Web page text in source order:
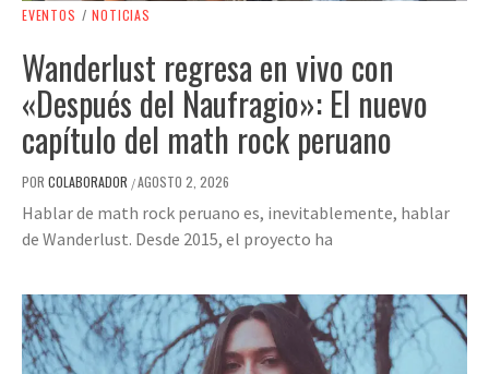
EVENTOS / NOTICIAS
Wanderlust regresa en vivo con
«Después del Naufragio»: El nuevo
capítulo del math rock peruano
POR COLABORADOR /AGOSTO 2, 2026
Hablar de math rock peruano es, inevitablemente, hablar
de Wanderlust. Desde 2015, el proyecto ha